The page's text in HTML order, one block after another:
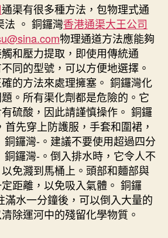
通渠有很多種方法，包物理式通
法 。 銅鑼灣香港通渠大王公司
物理通道方法應能夠
和壓力提取，即使用傳統通
同的型號，可以方便地選擇。
的方法來處理擁塞。 銅鑼灣化
。所有渠化劑都是危險的。它
硫酸，因此請謹慎操作。 銅鑼
先穿上防護服，手套和圍裙，
鑼灣-。建議不要使用超過四分
銅鑼灣-。倒入排水時，它令人不
免濺到馬桶上。頭部和麵部與
距離，以免吸入氣體。 銅鑼
滿水一分鐘後，可以倒入大量的
除運河中的殘留化學物質。